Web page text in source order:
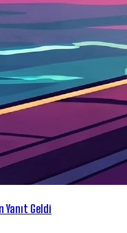
Yanıt Geldi